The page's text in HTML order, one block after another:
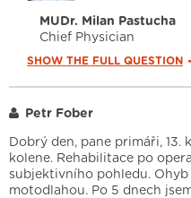
MUDr. Milan Pastucha
Chief Physician
SHOW THE FULL QUESTION
Petr Fober
Dobrý den, pane primáři, 13.
kolene. Rehabilitace po
subjektivního pohledu.
motodlahou. Po 5 dnech